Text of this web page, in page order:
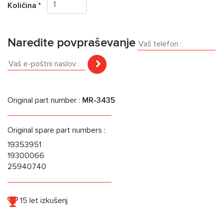
Količina *
Naredite povpraševanje
Original part number : MR-3435
Original spare part numbers :
19353951
19300066
25940740
15 let izkušenj